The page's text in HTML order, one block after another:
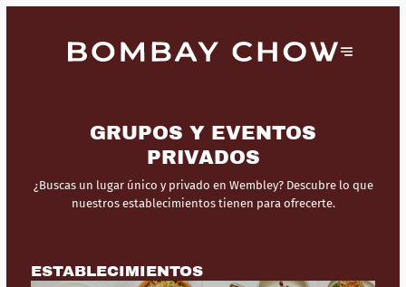
GRUPOS Y EVENTOS
PRIVADOS
¿Buscas un lugar único y privado en Wembley? Descubre lo que
nuestros establecimientos tienen para ofrecerte.
ESTABLECIMIENTOS